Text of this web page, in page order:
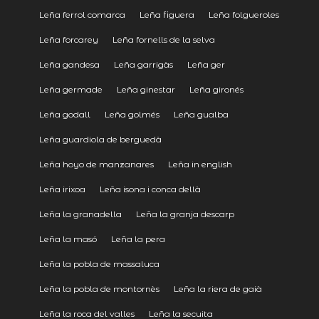
Leña ferrol comarca Leña figuera Leña folgueroles
Leña forcarey Leña fornells de la selva
Leña gandesa Leña garrigàs Leña ger
Leña germade Leña ginestar Leña gironés
Leña godall Leña golmés Leña gualba
Leña guardiola de berguedà
Leña hoyo de manzanares Leña in english
Leña irixoa Leña isona i conca dellà
Leña la granadella Leña la granja descarp
Leña la masó Leña la pera
Leña la pobla de massaluca
Leña la pobla de montornès Leña la riera de gaià
Leña la roca del valles Leña la secuita